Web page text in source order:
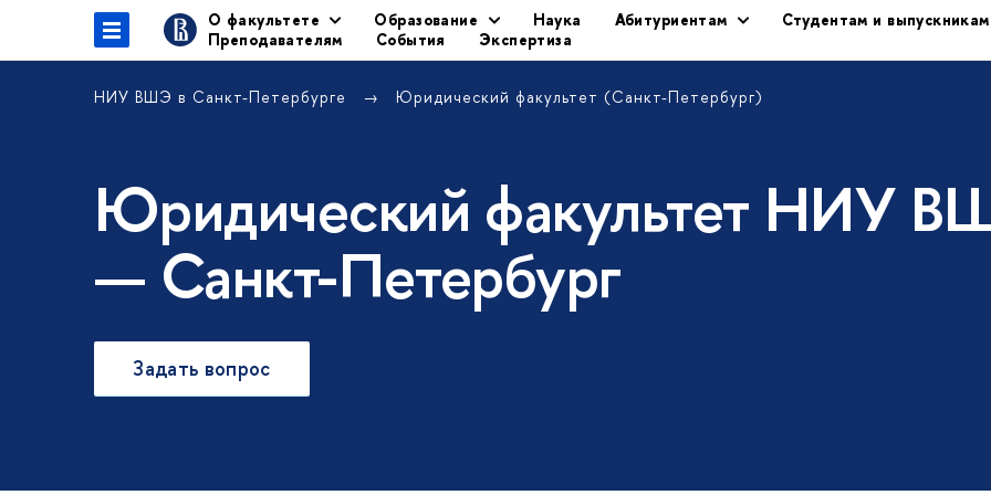
О факультете Образование Наука Абитуриентам
Студентам и выпускникам
Преподавателям
События Экспертиза
НИУ ВШЭ в Санкт-Петербурге Юридический факультет (Санкт-Петербург)
Юридический факультет НИУ
— Санкт-Петербург
Задать вопрос